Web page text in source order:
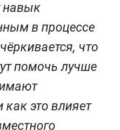
навык
в процессе
что
помочь лучше
это влияет